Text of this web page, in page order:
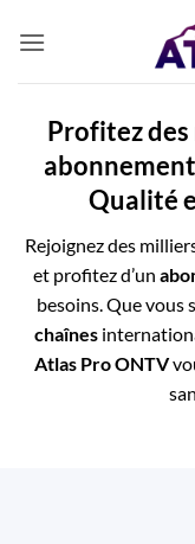
Profitez
Qualité
Rejoignez des
et profitez d’un
besoins. Que vous
chaînes
Atlas Pro ONTV